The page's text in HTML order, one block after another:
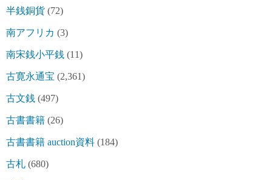
半銭銅貨 (72)
南アフリカ (3)
南宋銭小平銭 (11)
古寛永通宝 (2,361)
古文銭 (497)
古書書籍 (26)
古書書籍 auction資料 (184)
古札 (680)